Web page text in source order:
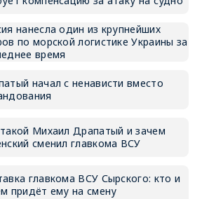
нанесла один из крупнейших
по морской логистике Украины за
время
начал с ненависти вместо
Михаил Драпатый и зачем
сменил главкома ВСУ
главкома ВСУ Сырского: кто и
придёт ему на смену